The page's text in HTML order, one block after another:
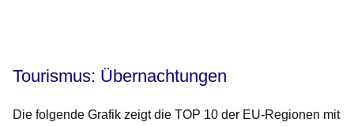
Tourismus: Übernachtungen
Die folgende Grafik zeigt die TOP 10 der EU-Regionen mit